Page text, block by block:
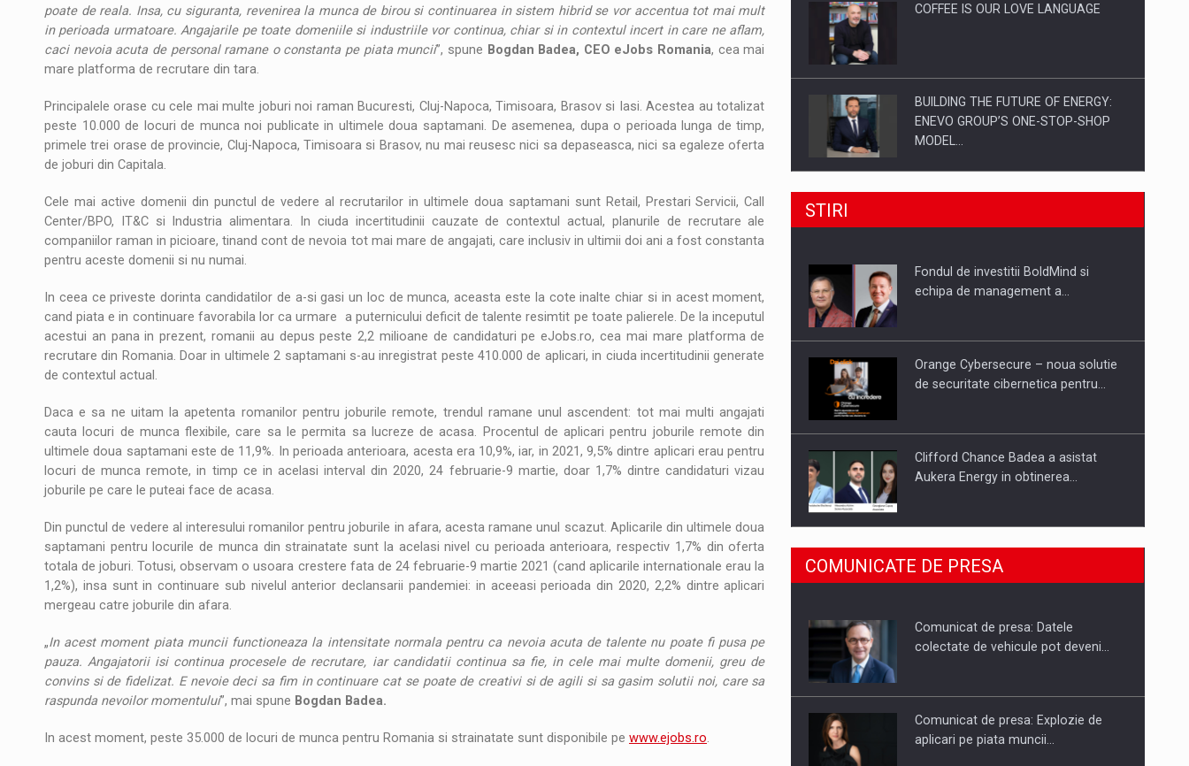
poate de reala. Insa, cu siguranta, revenirea la munca de birou si continuarea in sistem hibrid se vor accentua tot mai mult
in perioada urmatoare. Angajarile pe toate domeniile si industriile vor continua, chiar si in contextul incert in care ne aflam,
caci nevoia acuta de personal ramane o constanta pe piata muncii”, spune Bogdan Badea, CEO eJobs Romania, cea mai
mare platforma de recrutare din tara.
Principalele orase cu cele mai multe joburi noi raman Bucuresti, Cluj-Napoca, Timisoara, Brasov si Iasi. Acestea au totalizat
peste 10.000 de locuri de munca noi publicate in ultimele doua saptamani. De asemenea, dupa o perioada lunga de timp,
primele trei orase de provincie, Cluj-Napoca, Timisoara si Brasov, nu mai reusesc nici sa depaseasca, nici sa egaleze oferta
de joburi din Capitala.
Cele mai active domenii din punctul de vedere al recrutarilor in ultimele doua saptamani sunt Retail, Prestari Servicii, Call
Center/BPO, IT&C si Industria alimentara. In ciuda incertitudinii cauzate de contextul actual, planurile de recrutare ale
companiilor raman in picioare, tinand cont de nevoia tot mai mare de angajati, care inclusiv in ultimii doi ani a fost constanta
pentru aceste domenii si nu numai.
In ceea ce priveste dorinta candidatilor de a-si gasi un loc de munca, aceasta este la cote inalte chiar si in acest moment,
cand piata e in continuare favorabila lor ca urmare a puternicului deficit de talente resimtit pe toate palierele. De la inceputul
acestui an pana in prezent, romanii au depus peste 2,2 milioane de candidaturi pe eJobs.ro, cea mai mare platforma de
recrutare din Romania. Doar in ultimele 2 saptamani s-au inregistrat peste 410.000 de aplicari, in ciuda incertitudinii generate
de contextul actual.
Daca e sa ne uitam la apetenta romanilor pentru joburile remote, trendul ramane unul ascendent: tot mai multi angajati
cauta locuri de munca flexibile, care sa le permita sa lucreze de acasa. Procentul de aplicari pentru joburile remote din
ultimele doua saptamani este de 11,9%. In perioada anterioara, acesta era 10,9%, iar, in 2021, 9,5% dintre aplicari erau pentru
locuri de munca remote, in timp ce in acelasi interval din 2020, 24 februarie-9 martie, doar 1,7% dintre candidaturi vizau
joburile pe care le puteai face de acasa.
Din punctul de vedere al interesului romanilor pentru joburile in afara, acesta ramane unul scazut. Aplicarile din ultimele doua
saptamani pentru locurile de munca din strainatate sunt la acelasi nivel cu perioada anterioara, respectiv 1,7% din oferta
totala de joburi. Totusi, observam o usoara crestere fata de 24 februarie-9 martie 2021 (cand aplicarile internationale erau la
1,2%), insa sunt in continuare sub nivelul anterior declansarii pandemiei: in aceeasi perioada din 2020, 2,2% dintre aplicari
mergeau catre joburile din afara.
„In acest moment piata muncii functioneaza la intensitate normala pentru ca nevoia acuta de talente nu poate fi pusa pe
pauza. Angajatorii isi continua procesele de recrutare, iar candidatii continua sa fie, in cele mai multe domenii, greu de
convins si de fidelizat. E nevoie deci sa fim in continuare cat se poate de creativi si de agili si sa gasim solutii noi, care sa
raspunda nevoilor momentului”, mai spune Bogdan Badea.
In acest moment, peste 35.000 de locuri de munca pentru Romania si strainatate sunt disponibile pe www.ejobs.ro.
COFFEE IS OUR LOVE LANGUAGE
BUILDING THE FUTURE OF ENERGY:
ENEVO GROUP’S ONE-STOP-SHOP
MODEL…
ROOTED IN ROMANIA, BUILT TO
PUTTING ROMANIAN CORPORATE
STIRI
Fondul de investitii BoldMind si
echipa de management a…
Orange Cybersecure – noua solutie
de securitate cibernetica pentru…
Clifford Chance Badea a asistat
Aukera Energy in obtinerea…
SAPTE PERSONALITATI DIN MEDIUL
DE AFACERI, ACADEMIC SI
Hard Enduro Piatra Craiului 2026,
COMUNICATE DE PRESA
Comunicat de presa: Datele
colectate de vehicule pot deveni…
Comunicat de presa: Explozie de
aplicari pe piata muncii…